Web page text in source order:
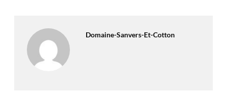
Domaine-Sanvers-Et-Cotton